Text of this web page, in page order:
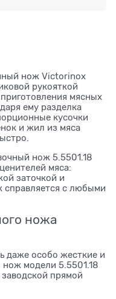
нож Victorinox
рукояткой
мясных
ему разделка
кусочки
и жил из мяса
нож 5.5501.18
мяса:
заточкой и
с любыми
ножа
даже особо жесткие и
модели 5.5501.18
прямой